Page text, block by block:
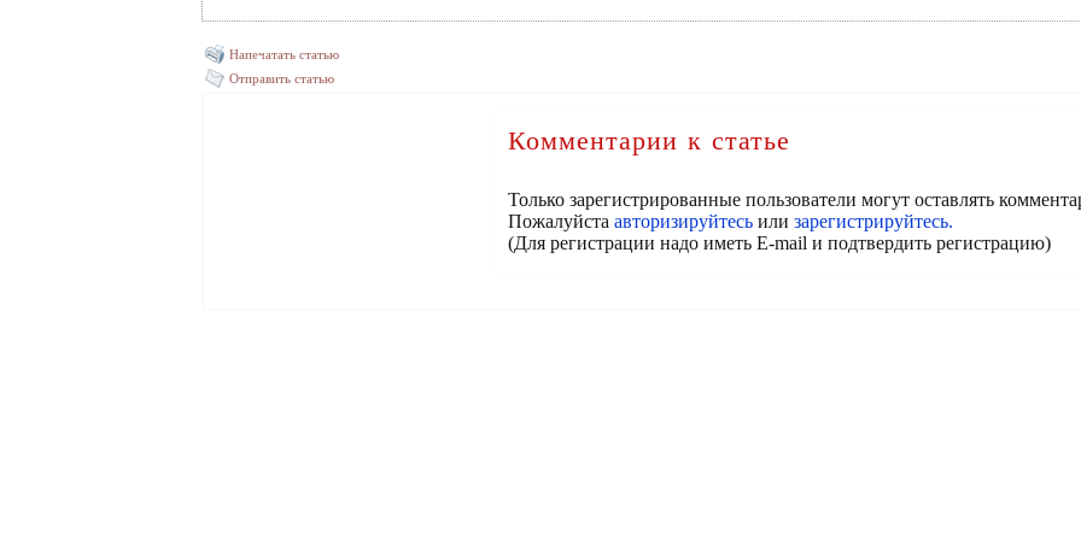
Напечатать статью
Отправить статью
Комментарии к статье
Только зарегистрированные пользователи могут оставлять
Пожалуйста авторизируйтесь или зарегистрируйтесь.
(Для регистрации надо иметь E-mail и подтвердить регистрацию)